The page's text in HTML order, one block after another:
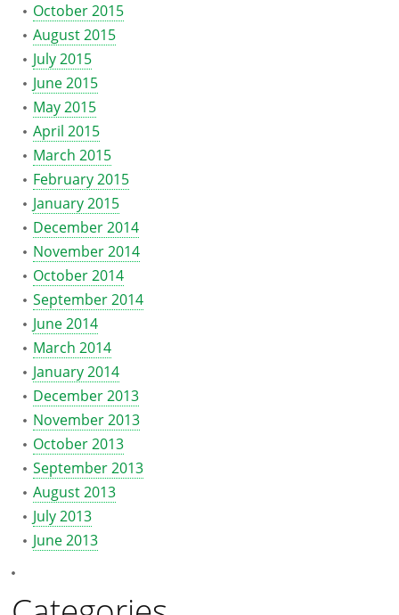
October 2015
August 2015
July 2015
June 2015
May 2015
April 2015
March 2015
February 2015
January 2015
December 2014
November 2014
October 2014
September 2014
June 2014
March 2014
January 2014
December 2013
November 2013
October 2013
September 2013
August 2013
July 2013
June 2013